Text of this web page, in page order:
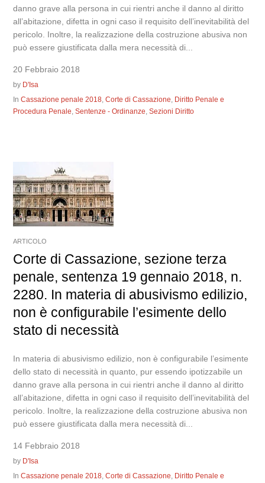
danno grave alla persona in cui rientri anche il danno al diritto
all’abitazione, difetta in ogni caso il requisito dell’inevitabilità del
pericolo. Inoltre, la realizzazione della costruzione abusiva non
può essere giustificata dalla mera necessità di...
20 Febbraio 2018
by D'Isa
InCassazione penale 2018,Corte di Cassazione, Diritto Penale e
Procedura Penale,Sentenze - Ordinanze,Sezioni Diritto
ARTICOLO
Corte di Cassazione, sezione terza
penale, sentenza 19 gennaio 2018, n.
2280. In materia di abusivismo edilizio,
non è configurabile l’esimente dello
stato di necessità
In materia di abusivismo edilizio, non è configurabile l’esimente
dello stato di necessità in quanto, pur essendo ipotizzabile un
danno grave alla persona in cui rientri anche il danno al diritto
all’abitazione, difetta in ogni caso il requisito dell’inevitabilità del
pericolo. Inoltre, la realizzazione della costruzione abusiva non
può essere giustificata dalla mera necessità di...
14 Febbraio 2018
by D'Isa
InCassazione penale 2018,Corte di Cassazione, Diritto Penale e